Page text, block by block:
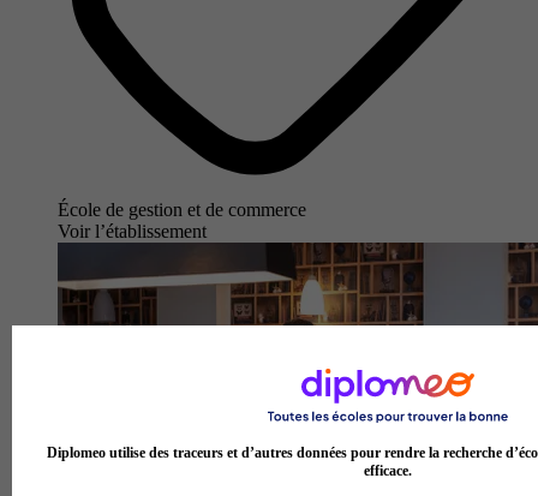
École de gestion et de commerce
Voir l’établissement
Diplomeo utilise des traceurs et d’autres données pour rendre la recherche
efficace.